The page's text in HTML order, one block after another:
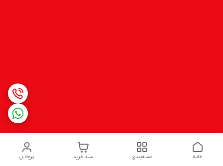
پروفایل سبد خرید دسته‌بندی خانه